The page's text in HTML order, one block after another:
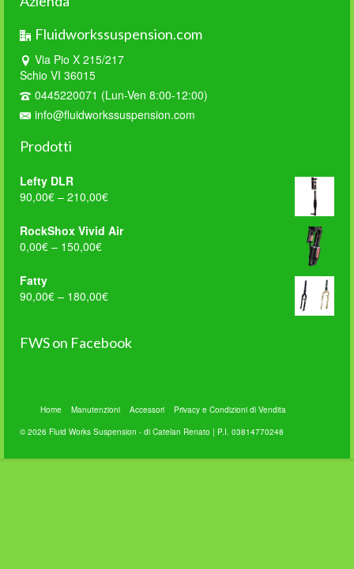
Fluidworkssuspension.com
Via Pio X 215/217
Schio VI 36015
0445220071 (Lun-Ven 8:00-12:00)
info@fluidworkssuspension.com
Prodotti
Lefty DLR
90,00€ – 210,00€
RockShox Vivid Air
0,00€ – 150,00€
Fatty
90,00€ – 180,00€
FWS on Facebook
Home Manutenzioni Accessori
Privacy e Condizioni di Vendita
© 2026 Fluid Works Suspension - di Catelan Renato | P.I. 03814770248